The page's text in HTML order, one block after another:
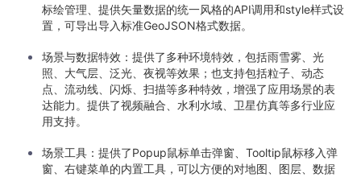
标绘管理、提供矢量数据的统一风格的API调用和style样式设
置，可导出导入标准GeoJSON格式数据。
场景与数据特效：提供了多种环境特效，包括雨雪雾、光
照、大气层、泛光、夜视等效果；也支持包括粒子、动态
点、流动线、闪烁、扫描等多种特效，增强了应用场景的表
达能力。提供了视频融合、水利水域、卫星仿真等多行业应
用支持。
场景工具：提供了Popup鼠标单击弹窗、Tooltip鼠标移入弹
窗、右键菜单的内置工具，可以方便的对地图、图层、数据